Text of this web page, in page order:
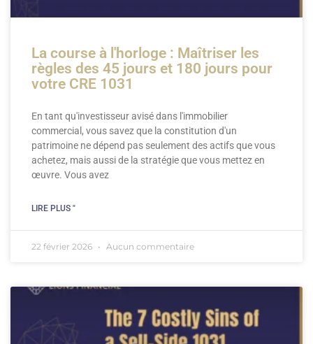
La course à l'horloge : Maîtriser les
règles des 45 jours et 180 jours pour
votre CRE 1031
En tant qu'investisseur avisé dans l'immobilier
commercial, vous savez que la constitution d'un
patrimoine ne dépend pas seulement des actifs que vous
achetez, mais aussi de la stratégie que vous mettez en
œuvre. Vous avez
LIRE PLUS "
22 février 2026 Aucun commentaire